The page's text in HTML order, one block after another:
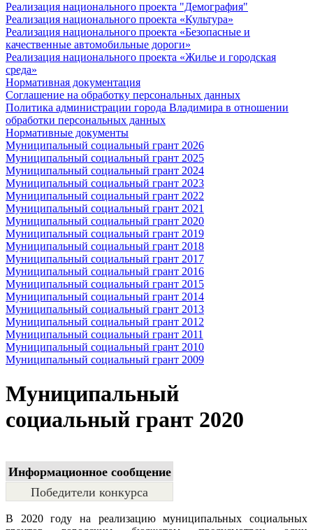
Реализация национального проекта "Демография"
Реализация национального проекта «Культура»
Реализация национального проекта «Безопасные и
качественные автомобильные дороги»
Реализация национального проекта «Жилье и городская
среда»
Нормативная документация
Соглашение на обработку персональных данных
Политика администрации города Владимира в отношении
обработки персональных данных
Нормативные документы
Муниципальный социальный грант 2026
Муниципальный социальный грант 2025
Муниципальный социальный грант 2024
Муниципальный социальный грант 2023
Муниципальный социальный грант 2022
Муниципальный социальный грант 2021
Муниципальный социальный грант 2020
Муниципальный социальный грант 2019
Муниципальный социальный грант 2018
Муниципальный социальный грант 2017
Муниципальный социальный грант 2016
Муниципальный социальный грант 2015
Муниципальный социальный грант 2014
Муниципальный социальный грант 2013
Муниципальный социальный грант 2012
Муниципальный социальный грант 2011
Муниципальный социальный грант 2010
Муниципальный социальный грант 2009
Муниципальный
социальный грант 2020
Информационное сообщение
Победители конкурса
В 2020 году на реализацию муниципальных социальных